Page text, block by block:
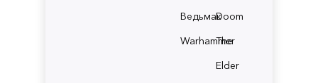
ВедьмакDoom
Warhammer
The
Elder